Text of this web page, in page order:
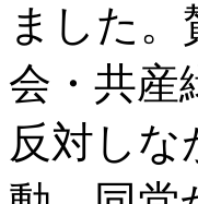
ました
会・共産
反対し